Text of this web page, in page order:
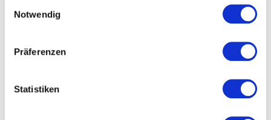
Cookies, wenn Sie unsere Webseite weiterhin nutzen.
Notwendig
Präferenzen
Statistiken